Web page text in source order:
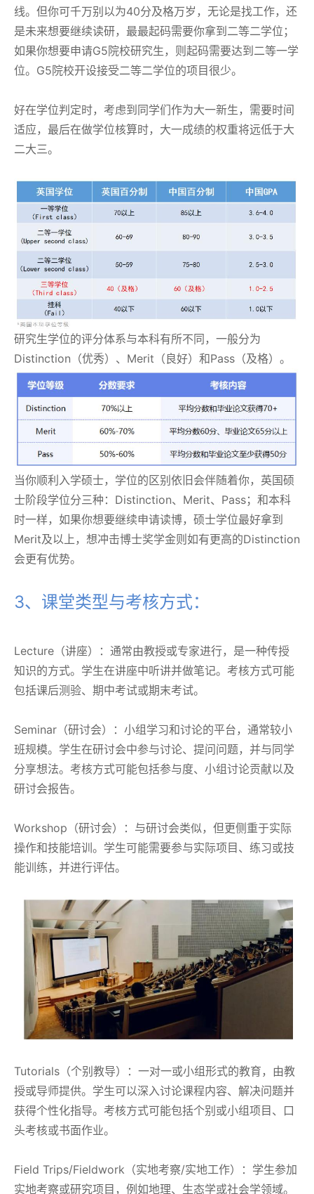
线。但你可千万别以为40分及格万岁，无论是找工作，还
是未来想要继续读研，最最起码需要你拿到二等二学位；
如果你想要申请G5院校研究生，则起码需要达到二等一学
位。G5院校开设接受二等二学位的项目很少。
好在学位判定时，考虑到同学们作为大一新生，需要时间
适应，最后在做学位核算时，大一成绩的权重将远低于大
二大三。
研究生学位的评分体系与本科有所不同，一般分为
Distinction（优秀）、Merit（良好）和Pass（及格）。
当你顺利入学硕士，学位的区别依旧会伴随着你，英国硕
士阶段学位分三种：Distinction、Merit、Pass；和本科
时一样，如果你想要继续申请读博，硕士学位最好拿到
Merit及以上，想冲击博士奖学金则如有更高的Distinction
会更有优势。
3、课堂类型与考核方式：
Lecture（讲座）：通常由教授或专家进行，是一种传授
知识的方式。学生在讲座中听讲并做笔记。考核方式可能
包括课后测验、期中考试或期末考试。
Seminar（研讨会）：小组学习和讨论的平台，通常较小
班规模。学生在研讨会中参与讨论、提问问题，并与同学
分享想法。考核方式可能包括参与度、小组讨论贡献以及
研讨会报告。
Workshop（研讨会）：与研讨会类似，但更侧重于实际
操作和技能培训。学生可能需要参与实际项目、练习或技
能训练，并进行评估。
Tutorials（个别教导）：一对一或小组形式的教育，由教
授或导师提供。学生可以深入讨论课程内容、解决问题并
获得个性化指导。考核方式可能包括个别或小组项目、口
头考核或书面作业。
Field Trips/Fieldwork（实地考察/实地工作）：学生参加
实地考察或研究项目，例如地理、生态学或社会学领域。